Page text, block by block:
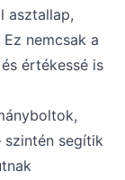
asztallap,
nemcsak a
értékessé is
segítik